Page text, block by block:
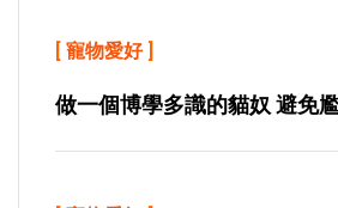
[ 寵物愛好]
做一個博學多識的貓奴 避免